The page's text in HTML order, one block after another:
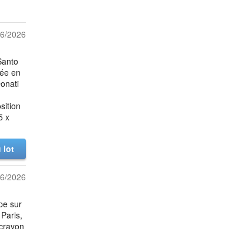
2026
en
x
lot
2026
sur